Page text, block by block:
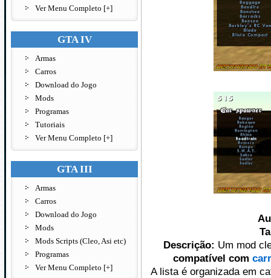
Ver Menu Completo [+]
GTA IV
Armas
Carros
Download do Jogo
Mods
Programas
Tutoriais
Ver Menu Completo [+]
GTA III
Armas
Carros
Download do Jogo
Mods
Mods Scripts (Cleo, Asi etc)
Programas
Ver Menu Completo [+]
Descrição: Um mod
compatível com
A lista é organizada em